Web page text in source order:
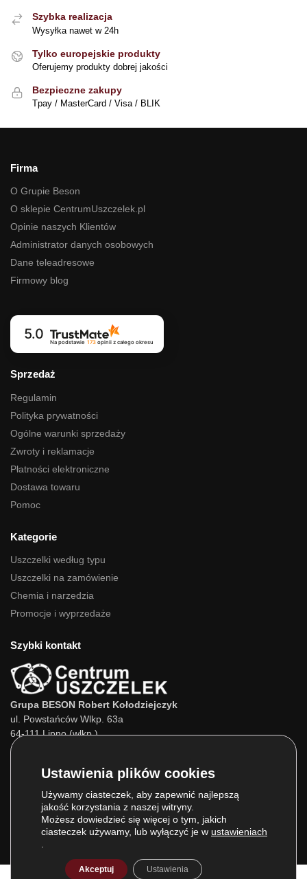
Szybka realizacja
Wysyłka nawet w 24h
Tylko europejskie produkty
Oferujemy produkty dobrej jakości
Bezpieczne zakupy
Tpay / MasterCard / Visa / BLIK
Firma
O Grupie Beson
O sklepie CentrumUszczelek.pl
Opinie naszych Klientów
Administrator danych osobowych
Dane teleadresowe
Firmowy blog
5.0
Na podstawie 173opinii z całego okresu
Sprzedaż
Regulamin
Polityka prywatności
Ogólne warunki sprzedaży
Zwroty i reklamacje
Płatności elektroniczne
Dostawa towaru
Pomoc
Kategorie
Uszczelki według typu
Uszczelki na zamówienie
Chemia i narzedzia
Promocje i wyprzedaże
Szybki kontakt
Grupa BESON Robert Kołodziejczyk
ul. Powstańców Wlkp. 63a
64-111 Lipno (wlkp.)
693 800 022
E-mail:info@centrumuszczelek.pl
Używamy ciasteczek, aby zapewnić najlepszą
jakość korzystania z naszej witryny.
Możesz dowiedzieć się więcej o tym, jakich
ciasteczek używamy, lub wyłączyć je w ustawieniach
Akceptuj Ustawienia